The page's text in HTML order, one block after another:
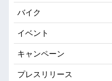
バイク
イベント
キャンペーン
プレスリリース